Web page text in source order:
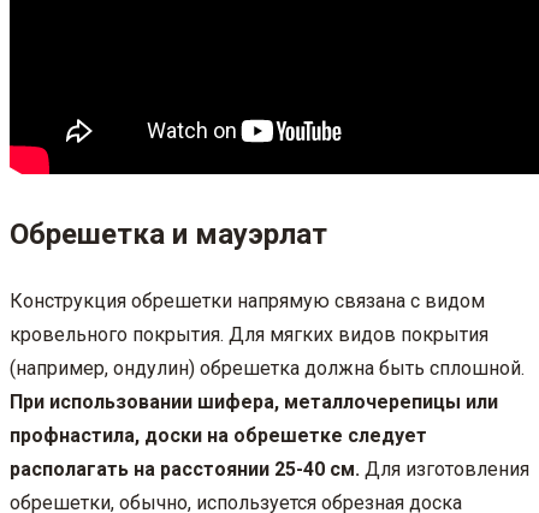
Обрешетка и мауэрлат
Конструкция обрешетки напрямую связана с видом
кровельного покрытия. Для мягких видов покрытия
(например, ондулин) обрешетка должна быть сплошной.
При использовании шифера, металлочерепицы или
профнастила, доски на обрешетке следует
располагать на расстоянии 25-40 см. Для изготовления
обрешетки, обычно, используется обрезная доска